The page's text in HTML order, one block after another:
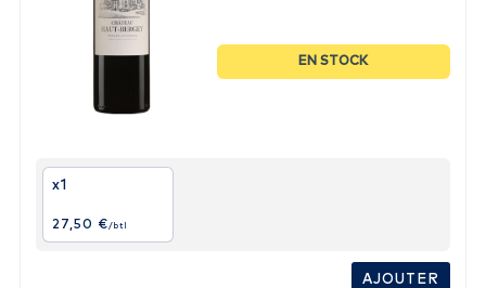
EN STOCK
x1
27,50 €/btl
AJOUTER